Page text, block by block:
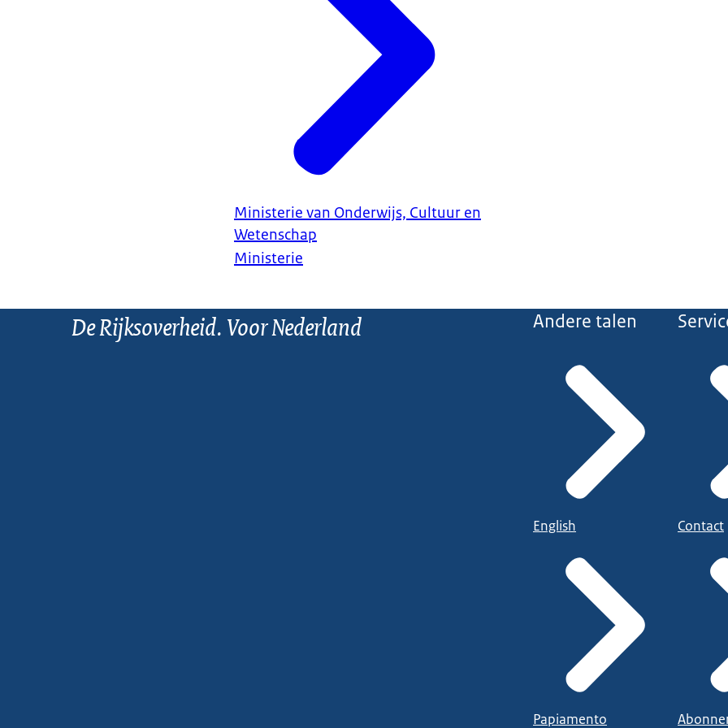
Ministerie van Onderwijs, Cultuur en
Wetenschap
Ministerie
De Rijksoverheid. Voor Nederland Andere talen
English
Papiamento
Contact